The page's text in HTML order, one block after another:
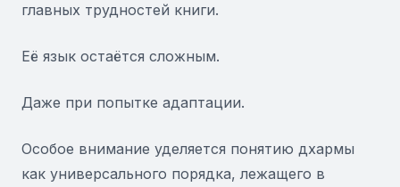
главных трудностей книги.
Её язык остаётся сложным.
Даже при попытке адаптации.
Особое внимание уделяется понятию дхармы
как универсального порядка, лежащего в